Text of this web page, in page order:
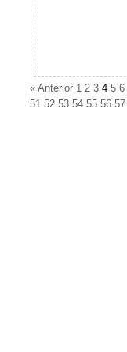
« Anterior 1 2 34 5 6
51 52 53 54 55 56 57